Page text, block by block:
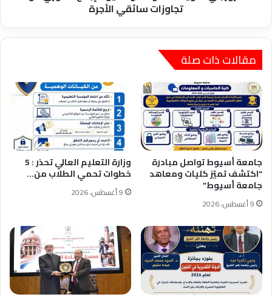
تجاوزات سائقي الأجرة
مقالات ذات صلة
جامعة أسيوط تواصل مبادرة
“اكتشف تميّز كليات ومعاهد
جامعة أسيوط”
9 أغسطس، 2026
وزارة التعليم العالي تحذر : 5
خطوات تحمي الطلاب من…
9 أغسطس، 2026